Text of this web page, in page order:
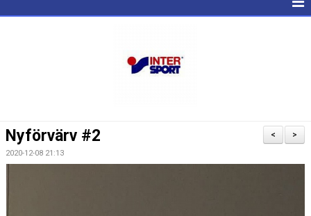
GÄSTBOK
>
<
Nyförvärv #2
2020-12-08 21:13